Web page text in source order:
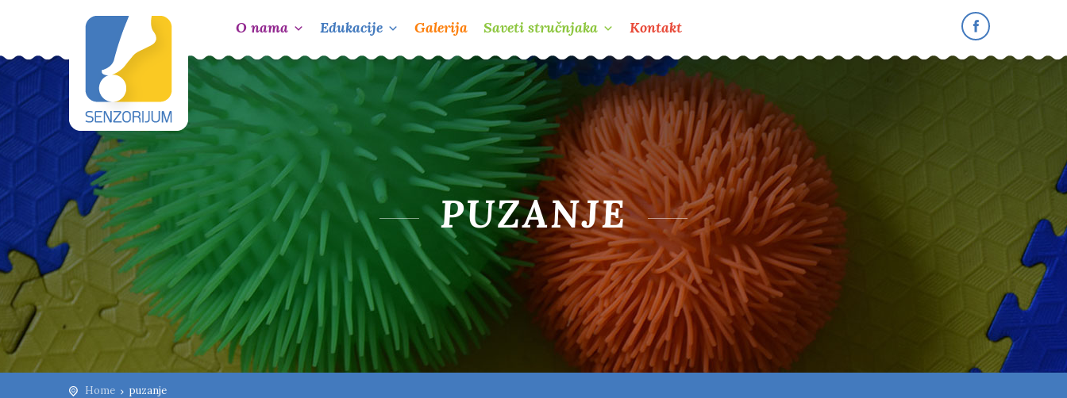
O nama Edukacije Galerija Saveti stručnjaka Kontakt
PUZANJE
Home puzanje